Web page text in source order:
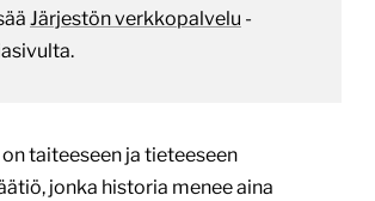
Järjestön verkkopalvelu -
taiteeseen ja tieteeseen
jonka historia menee aina